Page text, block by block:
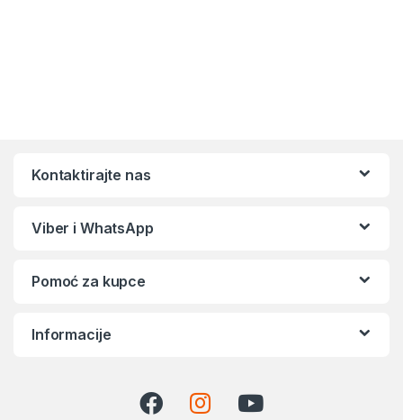
Kontaktirajte nas
Viber i WhatsApp
Pomoć za kupce
Informacije